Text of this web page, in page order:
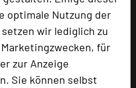
optimale Nutzung der
wir lediglich zu
für
zur Anzeige
Sie können selbst
35
70
144
5